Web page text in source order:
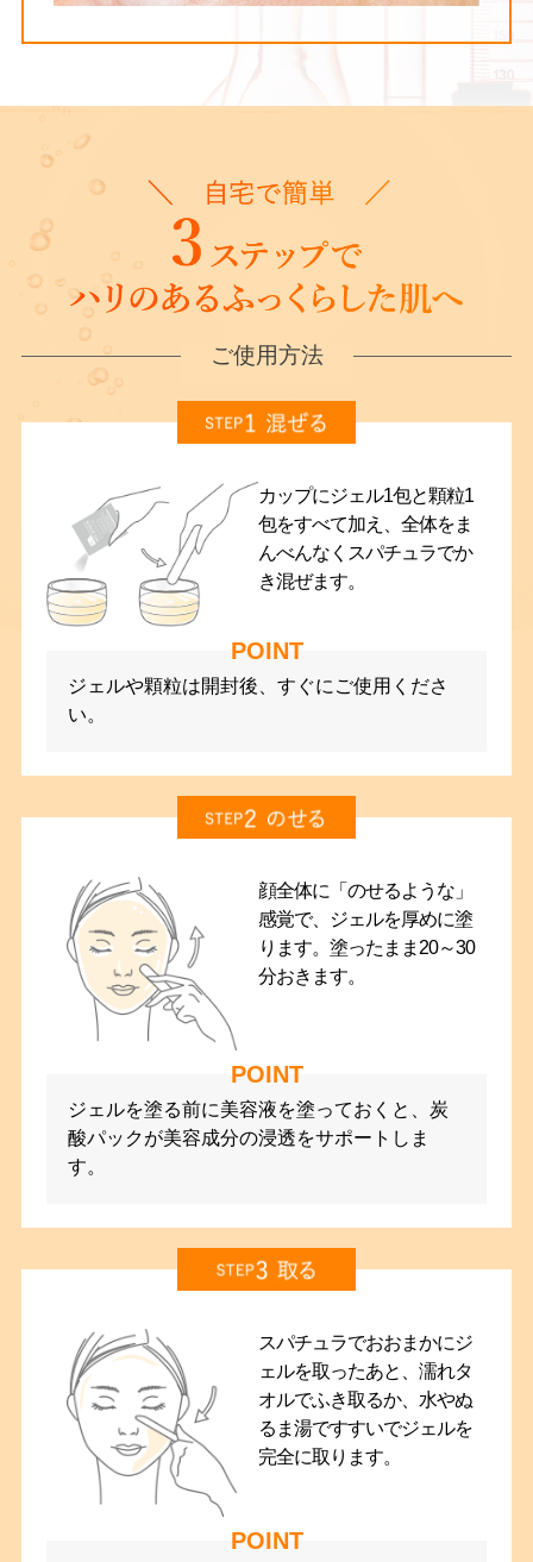
ご使用方法
カップにジェル1包と顆粒1
包をすべて加え、全体をま
んべんなくスパチュラでか
き混ぜます。
ジェルや顆粒は開封後、すぐにご使用くださ
い。
顔全体に「のせるような」
感覚で、ジェルを厚めに塗
ります。塗ったまま20～30
分おきます。
ジェルを塗る前に美容液を塗っておくと、炭
酸パックが美容成分の浸透をサポートしま
す。
スパチュラでおおまかにジ
ェルを取ったあと、濡れタ
オルでふき取るか、水やぬ
るま湯ですすいでジェルを
完全に取ります。